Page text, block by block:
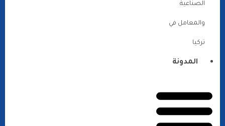
الصناعية
والمعامل في
تركيا
المدونة